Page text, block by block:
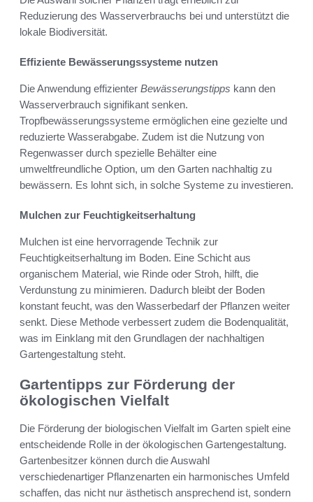
Reduzierung des Wasserverbrauchs bei und unterstützt die
lokale Biodiversität.
Effiziente Bewässerungssysteme nutzen
Die Anwendung effizienter Bewässerungstipps kann den
Wasserverbrauch signifikant senken.
Tropfbewässerungssysteme ermöglichen eine gezielte und
reduzierte Wasserabgabe. Zudem ist die Nutzung von
Regenwasser durch spezielle Behälter eine
umweltfreundliche Option, um den Garten nachhaltig zu
bewässern. Es lohnt sich, in solche Systeme zu investieren.
Mulchen zur Feuchtigkeitserhaltung
Mulchen ist eine hervorragende Technik zur
Feuchtigkeitserhaltung im Boden. Eine Schicht aus
organischem Material, wie Rinde oder Stroh, hilft, die
Verdunstung zu minimieren. Dadurch bleibt der Boden
konstant feucht, was den Wasserbedarf der Pflanzen weiter
senkt. Diese Methode verbessert zudem die Bodenqualität,
was im Einklang mit den Grundlagen der nachhaltigen
Gartengestaltung steht.
Gartentipps zur Förderung der
ökologischen Vielfalt
Die Förderung der biologischen Vielfalt im Garten spielt eine
entscheidende Rolle in der ökologischen Gartengestaltung.
Gartenbesitzer können durch die Auswahl
verschiedenartiger Pflanzenarten ein harmonisches Umfeld
schaffen, das nicht nur ästhetisch ansprechend ist, sondern